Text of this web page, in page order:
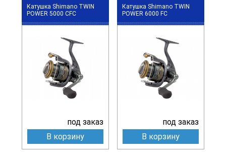
Катушка Shimano TWIN
POWER 5000 CFC
под заказ
В корзину
Катушка Shimano TWIN
POWER 6000 FC
под заказ
В корзину